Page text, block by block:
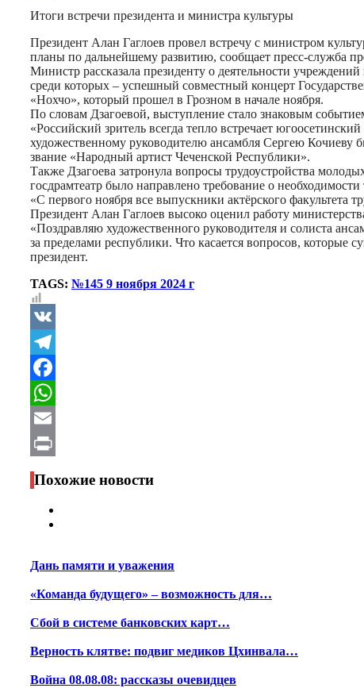
Print
Итоги встречи президента и министра культуры
Президент Алан Гаглоев провел встречу с министром
планы по дальнейшему развитию, сообщает пресс-служба
Министр рассказала президенту о деятельности
среди которых – успешный совместный концерт
«Нохчо», который прошел в Грозном в начале ноября.
По словам Дзагоевой, выступление стало знаковым
«Российский зритель всегда тепло встречает
художественному руководителю ансамбля Сергею Кочиеву
звание «Народный артист Чеченской Республики».
Также Дзагоева затронула вопросы трудоустройства
госдрамтеатр было направлено требование о
«С первого ноября все выпускники актёрского факультета
Президент Алан Гаглоев высоко оценил работу
«Поздравляю художественного руководителя и солиста
за пределами республики. Что касается вопросов, которые
президент.
TAGS: №145 9 ноября 2024 г
VK
Telegram
Facebook
WhatsApp
Email
Print
Похожие новости
Дань памяти и уважения
«Команда будущего» – возможность для…
Сбой в системе банковских карт…
Верность клятве: подвиг медиков Цхинвала…
Война 08.08.08: рассказы очевидцев